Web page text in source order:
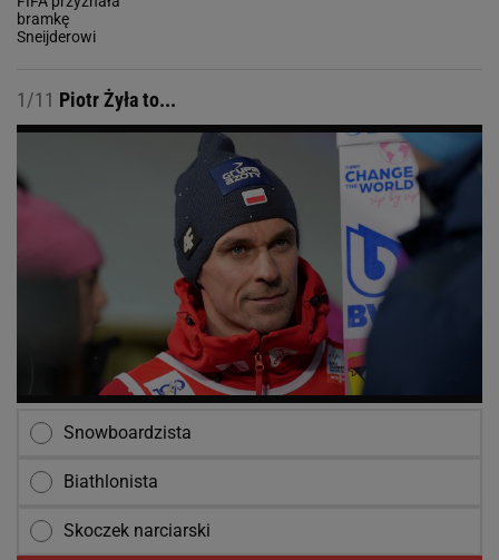
1/11 Piotr Żyła to...
Snowboardzista
Biathlonista
Skoczek narciarski